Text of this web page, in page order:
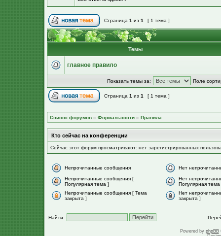
Страница 1 из 1 [ 1 тема ]
Темы
главное правило
Показать темы за: Поле
Страница 1 из 1 [ 1 тема ]
Список форумов » Формальности » Правила
Кто сейчас на конференции
Сейчас этот форум просматривают: нет зарегистрированных
Непрочитанные сообщения
Нет
Непрочитанные сообщения [
Популярная тема ]
Нет
Популярная тема
Непрочитанные сообщения [ Тема
закрыта ]
Нет
закрыта ]
Найти:
Powered by phpBB